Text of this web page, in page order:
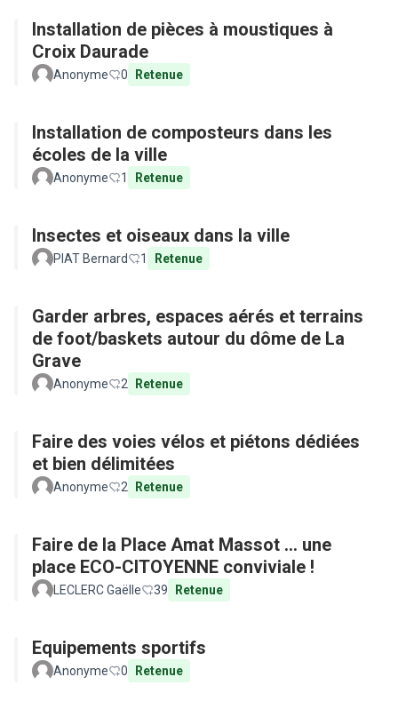
Installation de pièces à moustiques à
Croix Daurade
Anonyme 0 Retenue
Installation de composteurs dans les
écoles de la ville
Anonyme 1 Retenue
Insectes et oiseaux dans la ville
PIAT Bernard 1 Retenue
Garder arbres, espaces aérés et terrains
de foot/baskets autour du dôme de La
Grave
Anonyme 2 Retenue
Faire des voies vélos et piétons dédiées
et bien délimitées
Anonyme 2 Retenue
Faire de la Place Amat Massot ... une
place ECO-CITOYENNE conviviale !
LECLERC Gaëlle 39 Retenue
Equipements sportifs
Anonyme 0 Retenue